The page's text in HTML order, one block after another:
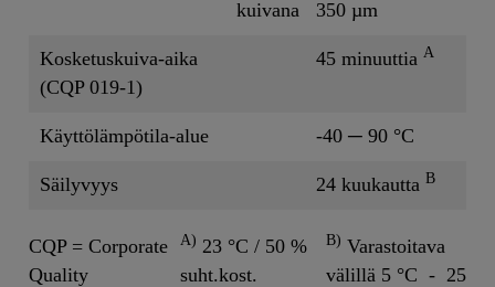
kuivana 350 µm
Kosketuskuiva-aika
(CQP 019-1)
45 minuuttia A
Käyttölämpötila-alue -40 ─ 90 °C
Säilyvyys 24 kuukautta B
CQP = Corporate
Quality
A) 23 °C / 50 %
suht.kost.
B) Varastoitava
välillä 5 °C - 25